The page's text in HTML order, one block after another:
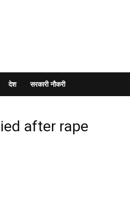
देश सरकारी नौकरी
after rape